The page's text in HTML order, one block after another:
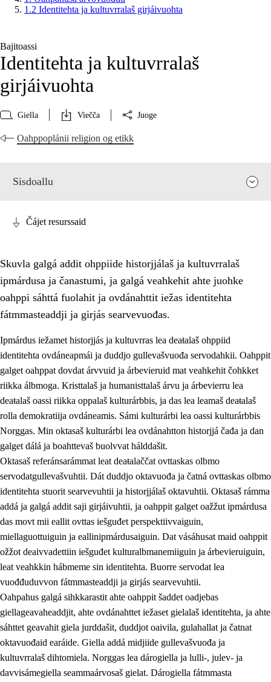
1.2 Identitehta ja kultuvrralaš girjáivuohta
Bajitoassi
Identitehta ja kultuvrralaš
girjáivuohta
Giella Viečča Juoge
Oahppoplánii religion og etikk
Sisdoallu
Oahpahusa árvovuođđu
1.1 Olmmošárvu
Identitehta ja kultuvrralaš girjáivuohta
1.3 Kritihkalaš jurddašeapmi ja ehtalaš diđolašvuohta
1.4 Hutkanillu, beroštupmi ja suokkardanhuovva
1.5 Luondduákten ja birasdiđolašvuohta
1.6 Demokratiija ja mielváikkuheapmi
Čájet resurssaid
Skuvla galgá addit ohppiide historjjálaš ja kultuvrralaš
ipmárdusa ja čanastumi, ja galgá veahkehit ahte juohke
oahppi sáhttá fuolahit ja ovdánahttit iežas identitehta
fátmmasteaddji ja girjás searvevuođas.
Ipmárdus iežamet historjjás ja kultuvrras lea deaŧalaš ohppiid
identitehta ovdáneapmái ja duddjo gullevašvuođa servodahkii. Oahppit
galget oahppat dovdat árvvuid ja árbevieruid mat veahkehit čohkket
riikka álbmoga. Kristtalaš ja humanisttalaš árvu ja árbevierru lea
deaŧalaš oassi riikka oppalaš kulturárbbis, ja das lea leamaš deaŧalaš
rolla demokratiija ovdáneamis. Sámi kulturárbi lea oassi kulturárbbis
Norggas. Min oktasaš kulturárbi lea ovdánahtton historjjá čađa ja dan
galget dálá ja boahttevaš buolvvat hálddašit.
Oktasaš referánsarámmat leat deaŧalaččat ovttaskas olbmo
servodatgullevašvuhtii. Dát duddjo oktavuođa ja čatná ovttaskas olbmo
identitehta stuorit searvevuhtii ja historjjálaš oktavuhtii. Oktasaš rámma
addá ja galgá addit saji girjáivuhtii, ja oahppit galget oažžut ipmárdusa
das movt mii eallit ovttas iešguđet perspektiivvaiguin,
miellaguottuiguin ja eallinipmárdusaiguin. Dat vásáhusat maid oahppit
ožžot deaivvadettiin iešguđet kulturalbmanemiiguin ja árbevieruiguin,
leat veahkkin hábmeme sin identitehta. Buorre servodat lea
vuođđuduvvon fátmmasteaddji ja girjás searvevuhtii.
Oahpahus galgá sihkkarastit ahte oahppit šaddet oadjebas
giellageavaheaddjit, ahte ovdánahttet iežaset gielalaš identitehta, ja ahte
sáhttet geavahit giela jurddašit, duddjot oaivila, gulahallat ja čatnat
oktavuođaid earáide. Giella addá midjiide gullevašvuođa ja
kultuvrralaš dihtomiela. Norggas lea dárogiella ja lulli-, julev- ja
davvisámegiella seammaárvosaš gielat. Dárogiella fátmmasta